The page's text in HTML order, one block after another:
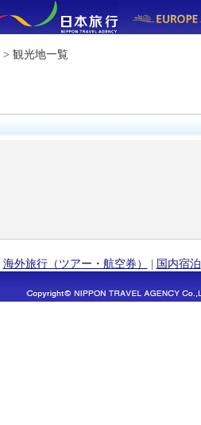
> 観光地一覧
海外旅行（ツアー・航空券） | 国内宿泊